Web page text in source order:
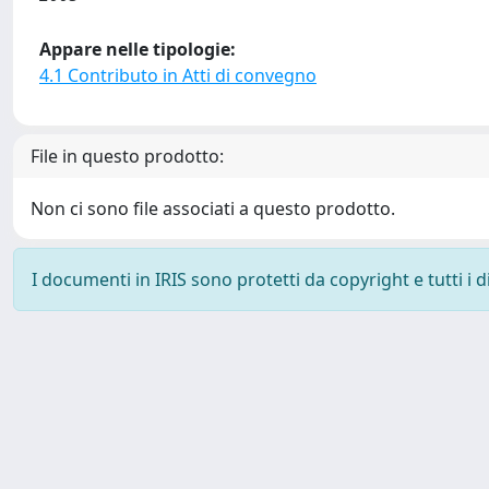
Appare nelle tipologie:
4.1 Contributo in Atti di convegno
File in questo prodotto:
Non ci sono file associati a questo prodotto.
I documenti in IRIS sono protetti da copyright e tutti i